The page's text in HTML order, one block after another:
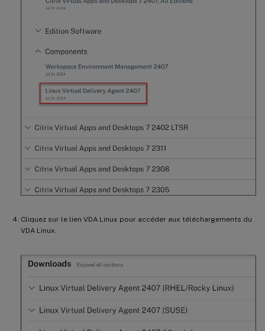
Cliquez sur le lien VDA Linux pour accéder aux téléchargements du
VDA Linux.